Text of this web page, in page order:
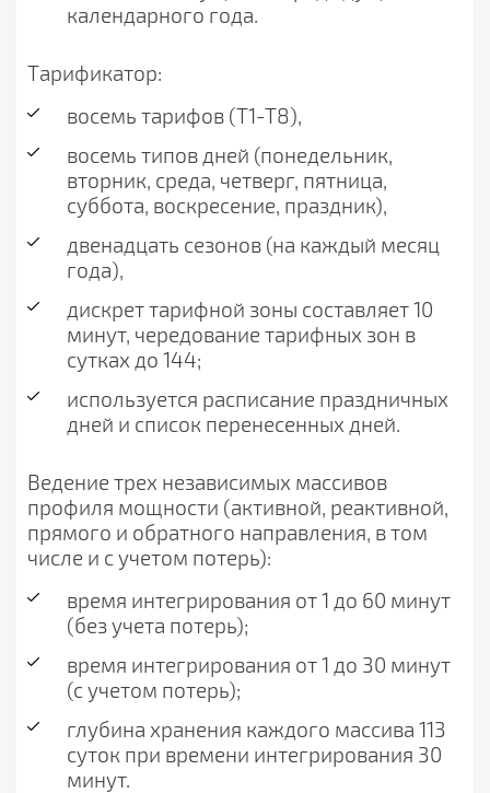
календарного года.
Тарификатор:
восемь тарифов (Т1-Т8),
восемь типов дней (понедельник,
вторник, среда, четверг, пятница,
суббота, воскресение, праздник),
двенадцать сезонов (на каждый месяц
года),
дискрет тарифной зоны составляет 10
минут, чередование тарифных зон в
сутках до 144;
используется расписание праздничных
дней и список перенесенных дней.
Ведение трех независимых массивов
профиля мощности (активной, реактивной,
прямого и обратного направления, в том
числе и с учетом потерь):
время интегрирования от 1 до 60 минут
(без учета потерь);
время интегрирования от 1 до 30 минут
(с учетом потерь);
глубина хранения каждого массива 113
суток при времени интегрирования 30
минут.